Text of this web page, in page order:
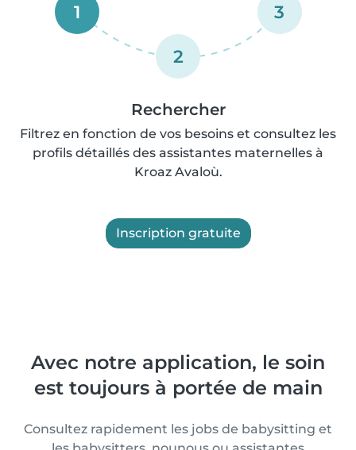
1
2
3
Rechercher
Filtrez en fonction de vos besoins et consultez les
profils détaillés des assistantes maternelles à
Kroaz Avaloù.
Inscription gratuite
Avec notre application, le soin
est toujours à portée de main
Consultez rapidement les jobs de babysitting et